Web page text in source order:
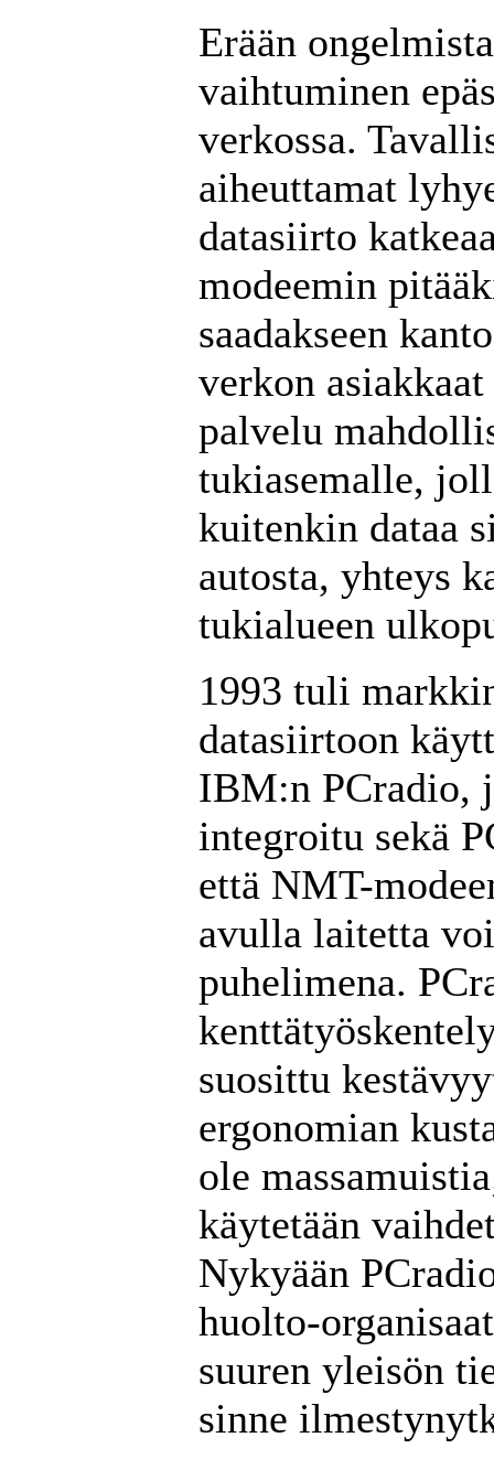
Erään
vaihtuminen
verkossa.
aiheuttamat
datasiirto
modeemin
saadakseen
verkon
palvelu
tukiasemalle,
kuitenkin dataa
autosta, yhteys
tukialueen
1993 tuli
datasiirtoon
IBM:n PCradio,
integroitu sekä
että NMT-
avulla laitetta
puhelimena.
suosittu
ergonomian
ole
käytetään
Nykyään
huolto-
suuren yleisön
sinne